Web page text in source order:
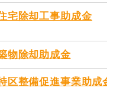
宅除却工事助成金
物除却助成金
区整備促進事業助成金